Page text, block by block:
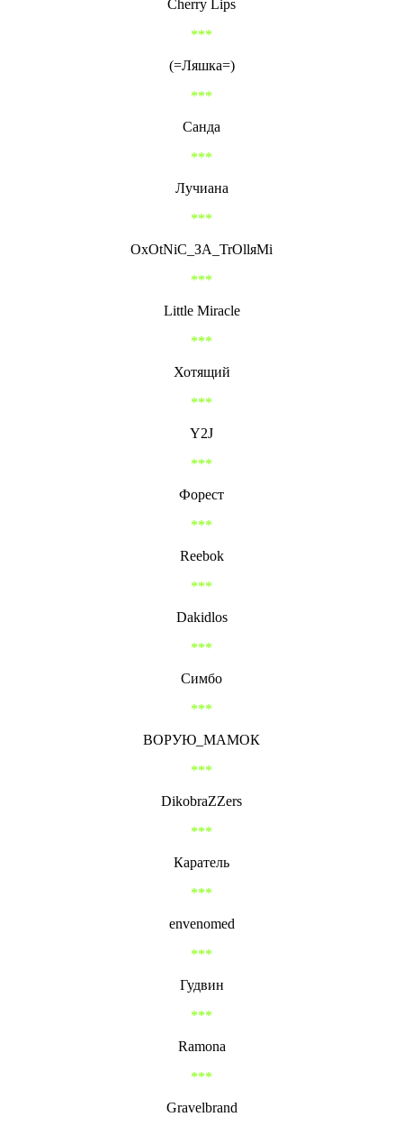
Cherry Lips
***
(=Ляшка=)
***
Санда
***
Лучиана
***
OxOtNiC_ЗА_TrOllяMi
***
Little Miracle
***
Хотящий
***
Y2J
***
Форест
***
Reebok
***
Dakidlos
***
Симбо
***
ВОРУЮ_МАМОК
***
DikobraZZers
***
Каратель
***
envenomed
***
Гудвин
***
Ramona
***
Gravelbrand